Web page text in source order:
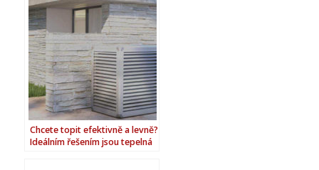
Chcete topit efektivně a levně?
Ideálním řešením jsou tepelná